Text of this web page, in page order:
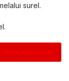
surel.